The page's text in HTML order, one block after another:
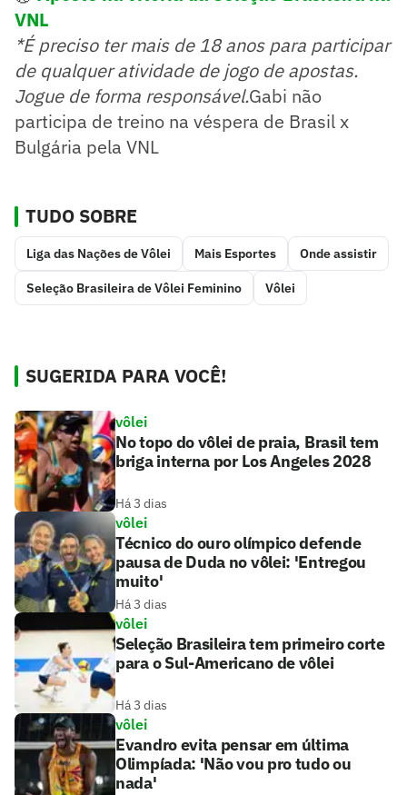
VNL
*É preciso ter mais de 18 anos para participar
de qualquer atividade de jogo de apostas.
Jogue de forma responsável.Gabi não
participa de treino na véspera de Brasil x
Bulgária pela VNL
TUDO SOBRE
Liga das Nações de Vôlei Mais Esportes Onde assistir
Seleção Brasileira de Vôlei Feminino Vôlei
SUGERIDA PARA VOCÊ!
vôlei
No topo do vôlei de praia, Brasil tem
briga interna por Los Angeles 2028
Há 3 dias
vôlei
Técnico do ouro olímpico defende
pausa de Duda no vôlei: 'Entregou
muito'
Há 3 dias
vôlei
Seleção Brasileira tem primeiro corte
para o Sul-Americano de vôlei
Há 3 dias
vôlei
Evandro evita pensar em última
Olimpíada: 'Não vou pro tudo ou
nada'